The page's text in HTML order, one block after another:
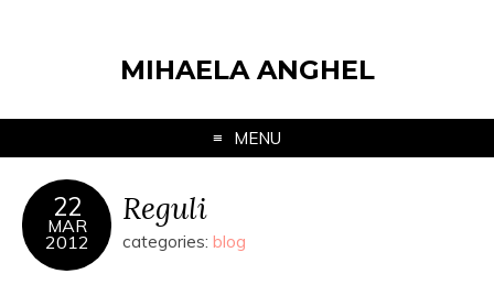
MIHAELA ANGHEL
MENU
22
MAR
2012
Reguli
categories: blog